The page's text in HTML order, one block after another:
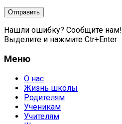
Нашли ошибку? Сообщите нам!
Выделите и нажмите Ctr+Enter
Меню
О нас
Жизнь школы
Родителям
Ученикам
Учителям